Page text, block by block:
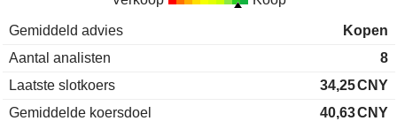
Gemiddeld advies
Kopen
Aantal analisten
8
Laatste slotkoers
34,25CNY
Gemiddelde koersdoel
40,63CNY